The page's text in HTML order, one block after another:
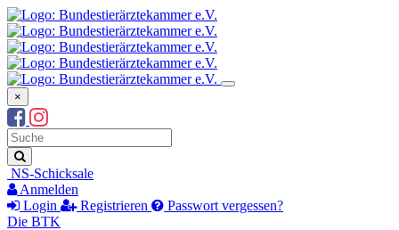
×
Suchbegriff
Suche
NS-Schicksale
Anmelden
Login
Registrieren
Passwort vergessen?
Die BTK